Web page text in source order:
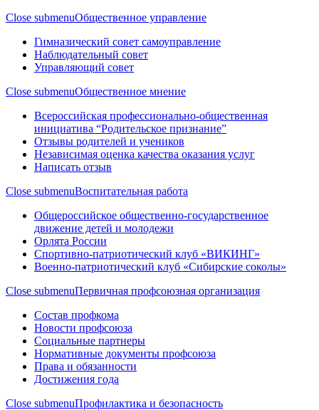
Close submenuОбщественное управление
Гимназический совет самоуправление
Наблюдательный совет
Управляющий совет
Close submenuОбщественное мнение
Всероссийская профессионально-общественная
инициатива “Родительское признание”
Отзывы родителей и учеников
Независимая оценка качества оказания услуг
Написать отзыв
Close submenuВоспитательная работа
Общероссийское общественно-государственное
движение детей и молодежи
Орлята России
Спортивно-патриотический клуб «ВИКИНГ»
Военно-патриотический клуб «Сибирские соколы»
Close submenuПервичная профсоюзная организация
Состав профкома
Новости профсоюза
Социальные партнеры
Нормативные документы профсоюза
Права и обязанности
Достижения года
Close submenuПрофилактика и безопасность